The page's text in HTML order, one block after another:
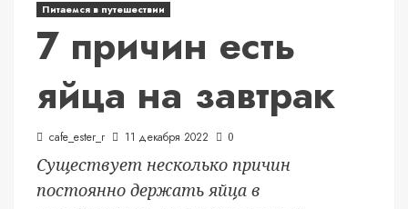
Питаемся в путешествии
7 причин есть
яйца на завтрак
cafe_ester_r 11 декабря 2022 0
Существует несколько причин
постоянно держать яйца в